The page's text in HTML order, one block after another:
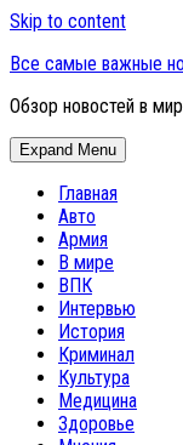
Skip to content
Все самые важные
Обзор новостей в
Expand Menu
Главная
Авто
Армия
В мире
ВПК
Интервью
История
Криминал
Культура
Медицина
Здоровье